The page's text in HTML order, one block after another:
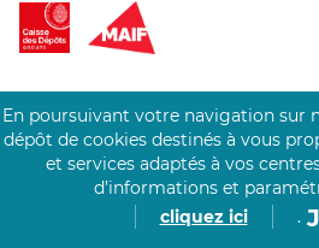
EXPERTS À VOTRE ÉCOUTE
Un besoin de recrutement ?
téléphone 7/7.
Être rappelé aujourd'hui
En poursuivant votre navigation sur
dépôt de cookies destinés à vous
et services adaptés à vos
d’informations et
cliquez ici
.